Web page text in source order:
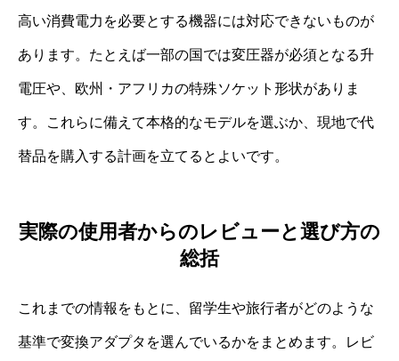
高い消費電力を必要とする機器には対応できないものが
あります。たとえば一部の国では変圧器が必須となる升
電圧や、欧州・アフリカの特殊ソケット形状がありま
す。これらに備えて本格的なモデルを選ぶか、現地で代
替品を購入する計画を立てるとよいです。
実際の使用者からのレビューと選び方の
総括
これまでの情報をもとに、留学生や旅行者がどのような
基準で変換アダプタを選んでいるかをまとめます。レビ